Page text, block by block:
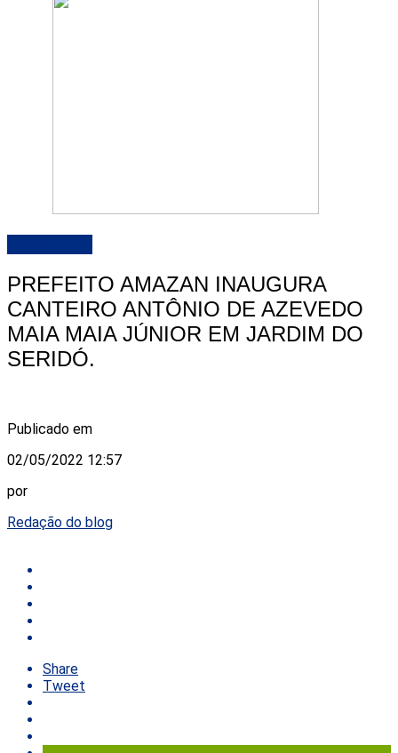
PREFEITO AMAZAN INAUGURA
CANTEIRO ANTÔNIO DE AZEVEDO
MAIA MAIA JÚNIOR EM JARDIM DO
SERIDÓ.
Publicado em
02/05/2022 12:57
por
Redação do blog
Share
Tweet